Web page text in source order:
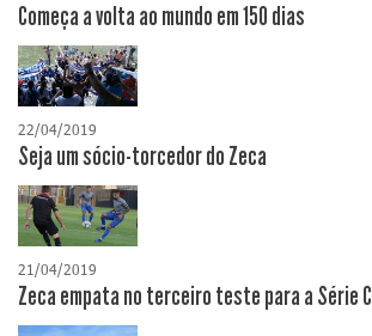
Começa a volta ao mundo em 150 dias
22/04/2019
Seja um sócio-torcedor do Zeca
21/04/2019
Zeca empata no terceiro teste para a Série C